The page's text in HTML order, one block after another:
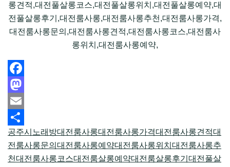
롱견적,대전풀살롱코스,대전풀살롱위치,대전풀살롱예약,대
전풀살롱후기,대전룸사롱,대전룸사롱추천,대전룸사롱가격,
대전룸사롱문의,대전룸사롱견적,대전룸사롱코스,대전룸사
롱위치,대전룸사롱예약,
Facebook
Mastodon
Email
Share
공주시노래방대전룸사롱대전룸사롱가격대전룸사롱견적대
전룸사롱문의 대전룸사롱예약대전룸사롱위치 대전룸사롱추
천대전룸사롱코스대전룸살롱예약대전룸살롱후기 대전풀살